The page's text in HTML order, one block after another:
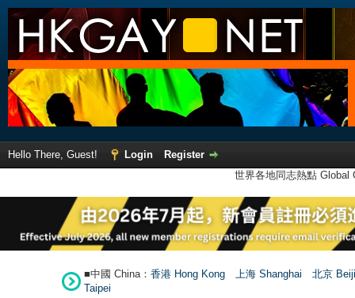
Hello There, Guest! Login
Register
世界各地同志熱點
■中國 China： 香港 Hong Kong 上海 Shanghai
北京
Taipei